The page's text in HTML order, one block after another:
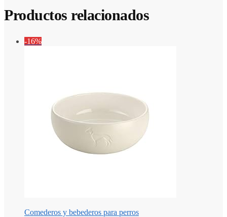
Productos relacionados
-16%
Comederos y bebederos para perros